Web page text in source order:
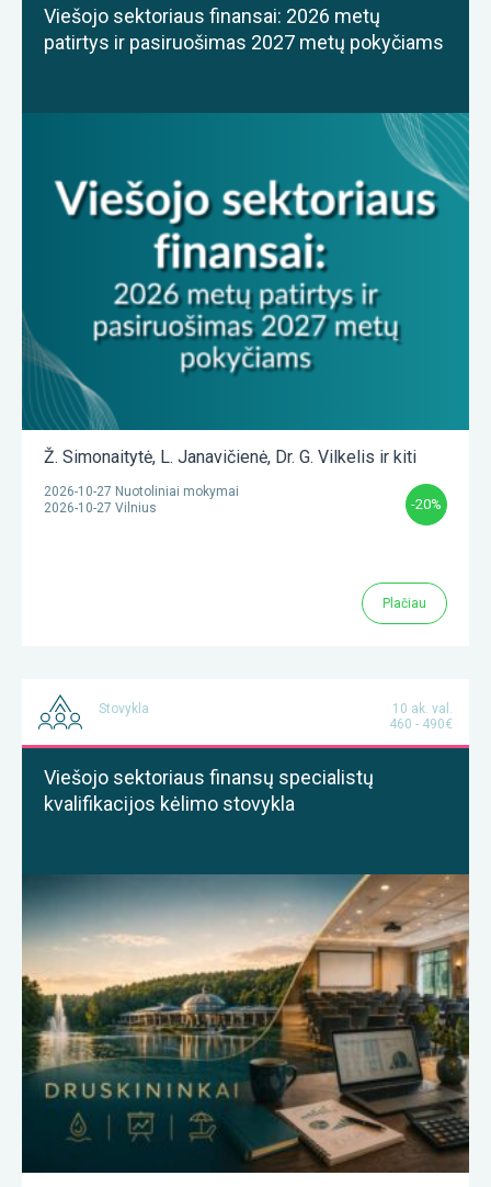
Viešojo sektoriaus finansai: 2026 metų
patirtys ir pasiruošimas 2027 metų pokyčiams
Ž. Simonaitytė, L. Janavičienė, Dr. G. Vilkelis ir kiti
2026-10-27 Nuotoliniai mokymai
2026-10-27 Vilnius
-20%
Plačiau
Stovykla
10 ak. val.
460 - 490€
Viešojo sektoriaus finansų specialistų
kvalifikacijos kėlimo stovykla